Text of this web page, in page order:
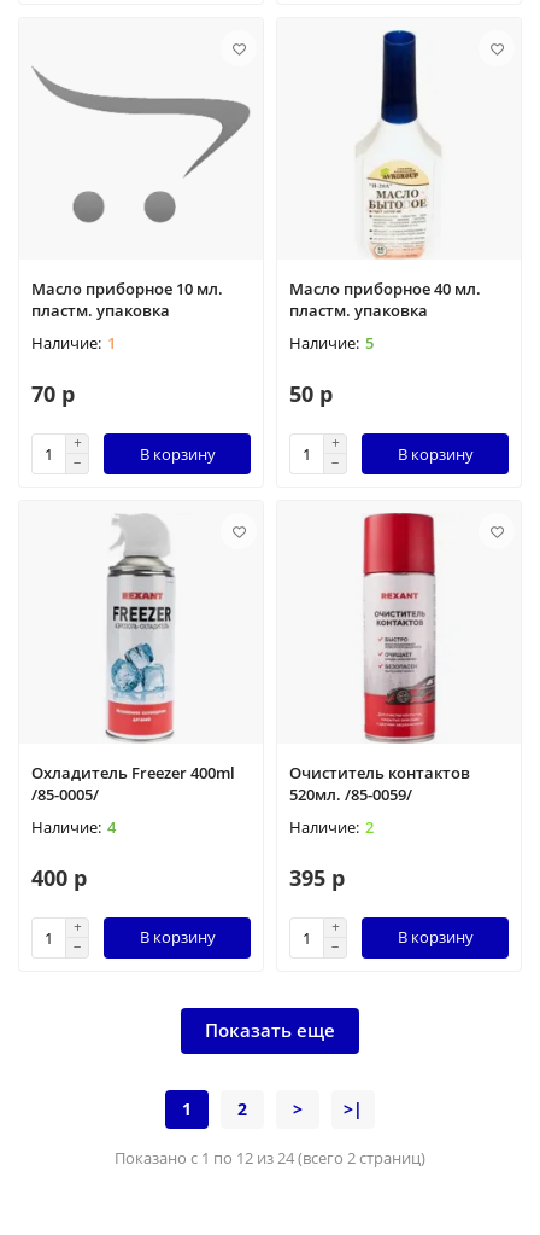
Масло приборное 10 мл.
пластм. упаковка
1
70 р
В корзину
Масло приборное 40 мл.
пластм. упаковка
5
50 р
В корзину
Охладитель Freezer 400ml
/85-0005/
4
400 р
В корзину
Очиститель контактов
520мл. /85-0059/
2
395 р
В корзину
Показать еще
1 2 > >|
Показано с 1 по 12 из 24 (всего 2 страниц)